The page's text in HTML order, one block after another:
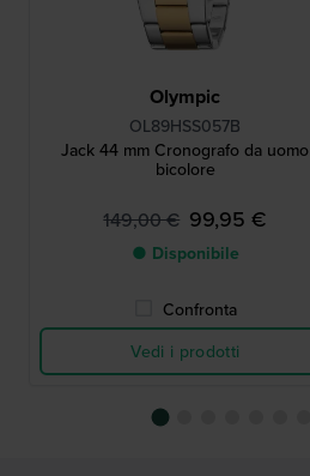
Olympic
OL89HSS057B
Jack 44 mm Cronografo da uomo
bicolore
149,00 € 99,95 €
● Disponibile
Confronta
Vedi i prodotti